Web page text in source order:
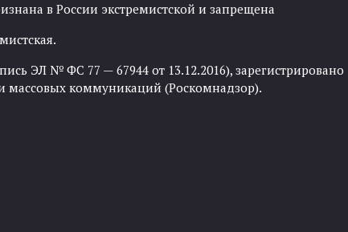
в России экстремистской и запрещена
ЭЛ № ФС 77 — 67944 от 13.12.2016), зарегистрировано
массовых коммуникаций (Роскомнадзор).